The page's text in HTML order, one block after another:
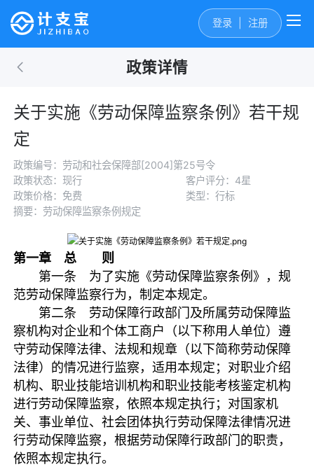
登录 注册
政策详情
关于实施《劳动保障监察条例》若干规
定
政策编号：劳动和社会保障部[2004]第25号令
政策状态：现行
客户评分：4星
政策价格：免费
类型：行标
摘要：劳动保障监察条例规定
第一章 总 则
第一条 为了实施《劳动保障监察条例》，规
范劳动保障监察行为，制定本规定。
第二条 劳动保障行政部门及所属劳动保障监
察机构对企业和个体工商户（以下称用人单位）遵
守劳动保障法律、法规和规章（以下简称劳动保障
法律）的情况进行监察，适用本规定；对职业介绍
机构、职业技能培训机构和职业技能考核鉴定机构
进行劳动保障监察，依照本规定执行；对国家机
关、事业单位、社会团体执行劳动保障法律情况进
行劳动保障监察，根据劳动保障行政部门的职责，
依照本规定执行。